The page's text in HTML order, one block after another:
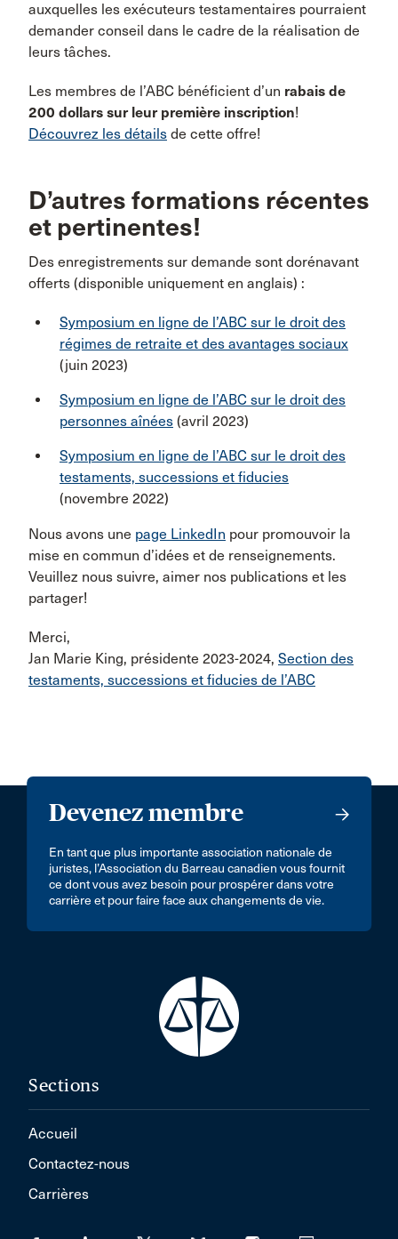
auxquelles les exécuteurs testamentaires pourraient
demander conseil dans le cadre de la réalisation de
leurs tâches.
Les membres de l’ABC bénéficient d’un rabais de
200 dollars sur leur première inscription!
Découvrez les détails de cette offre!
D’autres formations récentes
et pertinentes!
Des enregistrements sur demande sont dorénavant
offerts (disponible uniquement en anglais) :
Symposium en ligne de l’ABC sur le droit des
régimes de retraite et des avantages sociaux
(juin 2023)
Symposium en ligne de l’ABC sur le droit des
personnes aînées (avril 2023)
Symposium en ligne de l’ABC sur le droit des
testaments, successions et fiducies
(novembre 2022)
Nous avons une page LinkedIn pour promouvoir la
mise en commun d’idées et de renseignements.
Veuillez nous suivre, aimer nos publications et les
partager!
Merci,
Jan Marie King, présidente 2023-2024, Section des
testaments, successions et fiducies de l’ABC
Devenez membre
En tant que plus importante association nationale de
juristes, l’Association du Barreau canadien vous fournit
ce dont vous avez besoin pour prospérer dans votre
carrière et pour faire face aux changements de vie.
Sections
Accueil
Contactez-nous
Carrières